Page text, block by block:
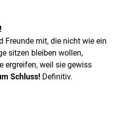
Freunde mit, die nicht wie ein
sitzen bleiben wollen,
ergreifen, weil sie gewiss
Schluss! Definitiv.